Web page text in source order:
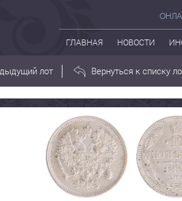
ГЛАВНАЯ НОВОСТИ
лот Вернуться к списку